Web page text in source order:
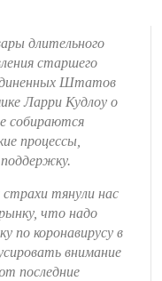
длительного
старшего
Штатов
Ларри Кудлоу о
собираются
процессы,
страхи тянули нас
что надо
по коронавирусу в
внимание
последние